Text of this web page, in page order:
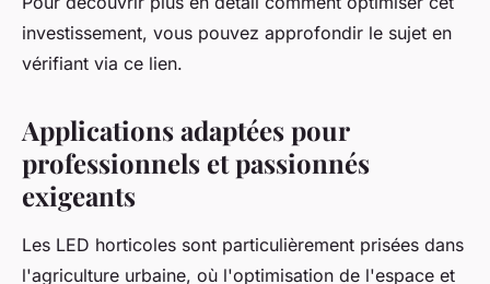
investissement, vous pouvez approfondir le sujet en
vérifiant via ce lien.
Applications adaptées pour
professionnels et passionnés
exigeants
Les LED horticoles sont particulièrement prisées dans
l'agriculture urbaine, où l'optimisation de l'espace et